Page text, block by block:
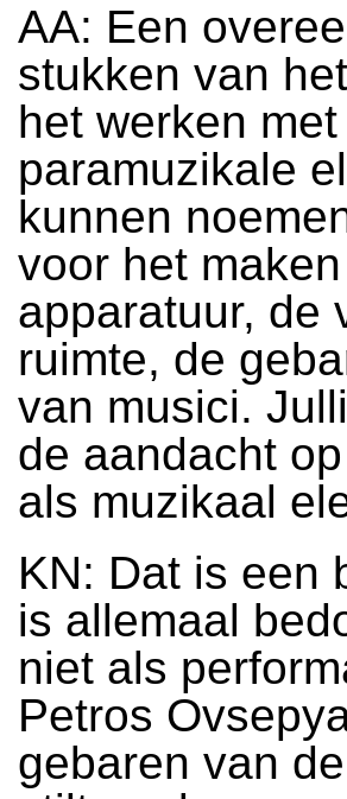
AA: Een
stukken van
het werken
paramuzikale
kunnen
voor het
apparatuur, de
ruimte, de
van musici.
de aandacht
als muzikaal
KN: Dat is een
is allemaal
niet als
Petros
gebaren van